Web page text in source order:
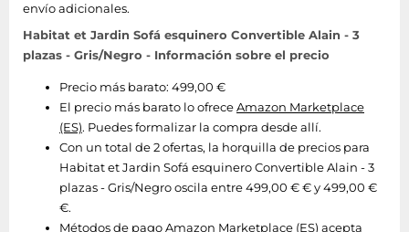
envío adicionales.
Habitat et Jardin Sofá esquinero Convertible Alain - 3
plazas - Gris/Negro - Información sobre el precio
Precio más barato: 499,00 €
El precio más barato lo ofreceAmazon Marketplace
(ES). Puedes formalizar la compra desde allí.
Con un total de 2 ofertas, la horquilla de precios para
Habitat et Jardin Sofá esquinero Convertible Alain - 3
plazas - Gris/Negro oscila entre 499,00 € € y 499,00 €
€.
Métodos de pagoAmazon Marketplace (ES) acepta